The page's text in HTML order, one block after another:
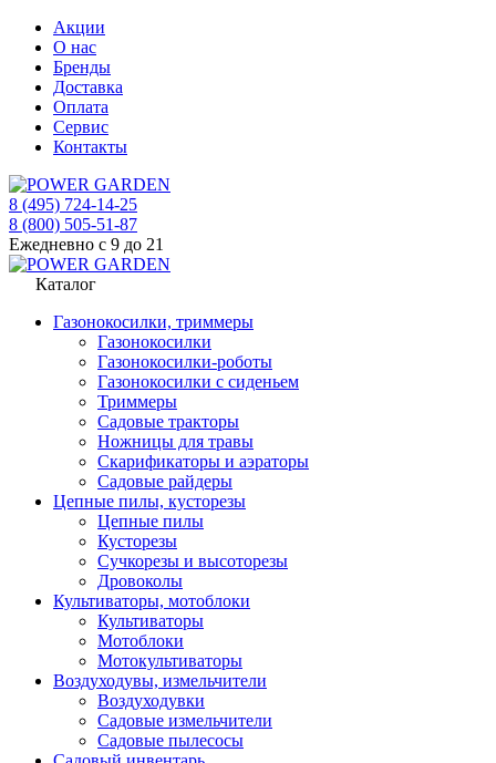
Акции
О нас
Бренды
Доставка
Оплата
Сервис
Контакты
8 (495) 724-14-25
8 (800) 505-51-87
Ежедневно с 9 до 21
Каталог
Газонокосилки, триммеры
Газонокосилки
Газонокосилки-роботы
Газонокосилки с сиденьем
Триммеры
Садовые тракторы
Ножницы для травы
Скарификаторы и аэраторы
Садовые райдеры
Цепные пилы, кусторезы
Цепные пилы
Кусторезы
Сучкорезы и высоторезы
Дровоколы
Культиваторы, мотоблоки
Культиваторы
Мотоблоки
Мотокультиваторы
Воздуходувы, измельчители
Воздуходувки
Садовые измельчители
Садовые пылесосы